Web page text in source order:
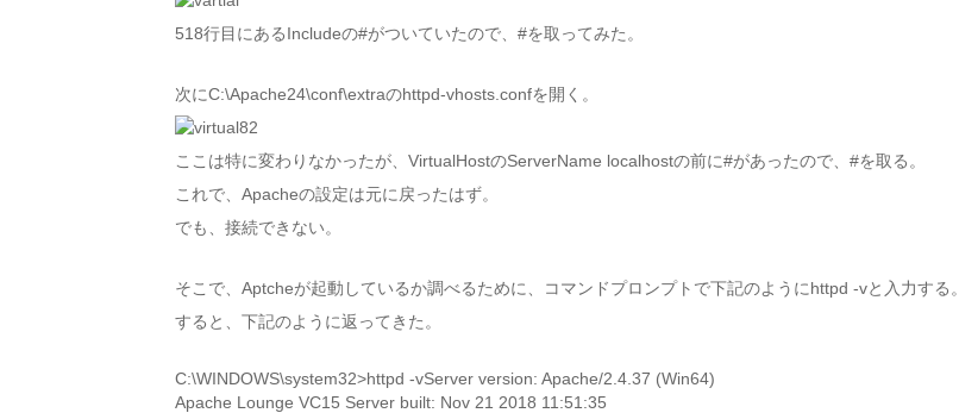
518行目にあるIncludeの#がついていたので、#を取ってみた。
次にC:\Apache24\conf\extraのhttpd-vhosts.confを開く。
ここは特に変わりなかったが、VirtualHostのServerName localhostの前に#があったので、#を取る。
これで、Apacheの設定は元に戻ったはず。
でも、接続できない。
そこで、Aptcheが起動しているか調べるために、コマンドプロンプトで下記のようにhttpd -vと入力する。
すると、下記のように返ってきた。
C:\WINDOWS\system32>httpd -vServer version: Apache/2.4.37 (Win64)
Apache Lounge VC15 Server built: Nov 21 2018 11:51:35